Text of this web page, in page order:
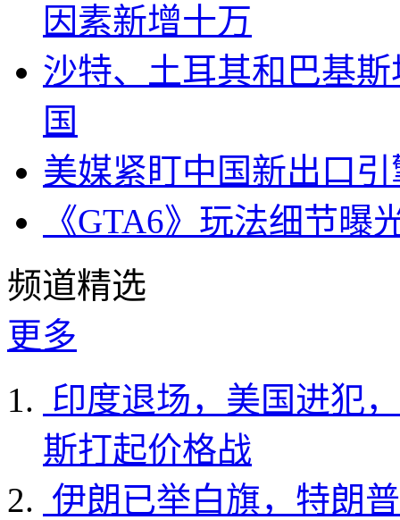
因素新增十万
沙特、土耳其和巴基
国
美媒紧盯中国新出口
《GTA6》玩法细节
频道精选
更多
印度退场，美国进犯
斯打起价格战
伊朗已举白旗，特朗